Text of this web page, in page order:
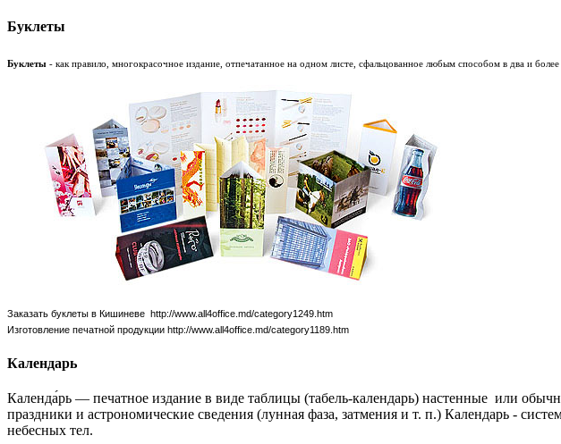
Буклеты
Буклеты - как правило, многокрасочное издание, отпечатанное на одном листе, сфальцованное любым способом в два и
Заказать буклеты в Кишиневе http://www.all4office.md/category1249.htm
Изготовление печатной продукции http://www.all4office.md/category1189.htm
Календарь
Календа́рь — печатное издание в виде таблицы (табель-календарь) настенные или
праздники и астрономические сведения (лунная фаза, затмения и т. п.) Календарь -
небесных тел.